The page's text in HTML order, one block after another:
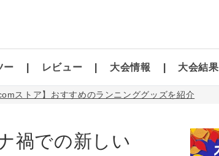
ー レビュー 大会情報 大会結果
ストア】おすすめのランニンググッズを紹介
禍での新しい